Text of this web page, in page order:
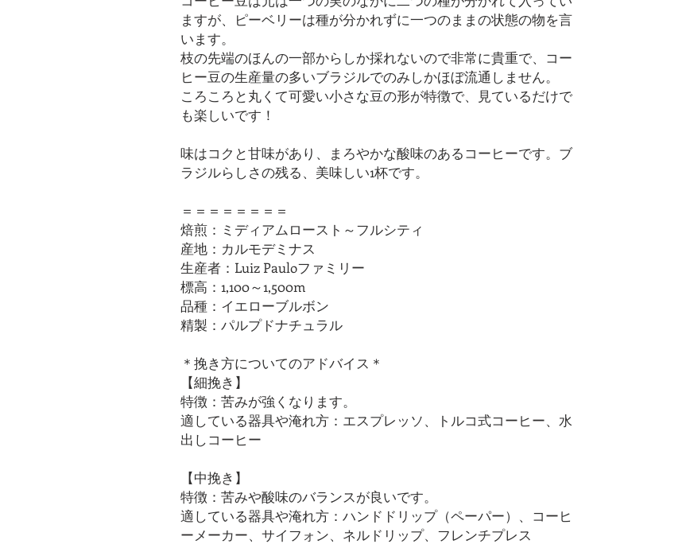
ますが、ピーベリーは種が分かれずに一つのままの状態の物を言
います。
枝の先端のほんの一部からしか採れないので非常に貴重で、コー
ヒー豆の生産量の多いブラジルでのみしかほぼ流通しません。
ころころと丸くて可愛い小さな豆の形が特徴で、見ているだけで
も楽しいです！
味はコクと甘味があり、まろやかな酸味のあるコーヒーです。ブ
ラジルらしさの残る、美味しい1杯です。
＝＝＝＝＝＝＝＝
焙煎：ミディアムロースト～フルシティ
産地：カルモデミナス
生産者：Luiz Pauloファミリー
標高：1,100～1,500m
品種：イエローブルボン
精製：パルプドナチュラル
＊挽き方についてのアドバイス＊
【細挽き】
特徴：苦みが強くなります。
適している器具や淹れ方：エスプレッソ、トルコ式コーヒー、水
出しコーヒー
【中挽き】
特徴：苦みや酸味のバランスが良いです。
適している器具や淹れ方：ハンドドリップ（ペーパー）、コーヒ
ーメーカー、サイフォン、ネルドリップ、フレンチプレス